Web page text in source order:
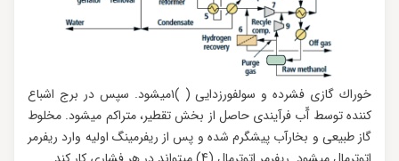
خوراك گازی فشرده و سولفورزدایی ( )۱میشود. سپس در برج اشباع
کننده توسط آّب فرآیندی حاصل از بخش تقطیر، متراکم میشود. مخلوط
گاز طبیعی و بخارآب پیشگرم شده و پس از ریفرمینگ اولیه وارد ریفرمر